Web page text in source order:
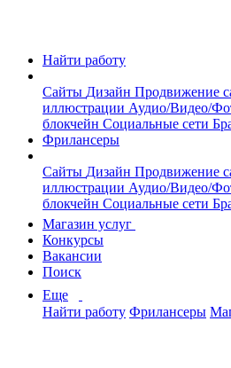
Найти работу
Сайты Дизайн Продвижение
иллюстрации Аудио/Видео/
блокчейн Социальные сети
Фрилансеры
Сайты Дизайн Продвижение
иллюстрации Аудио/Видео/
блокчейн Социальные сети
Магазин услуг
Конкурсы
Вакансии
Поиск
Еще
Найти работу Фрилансеры